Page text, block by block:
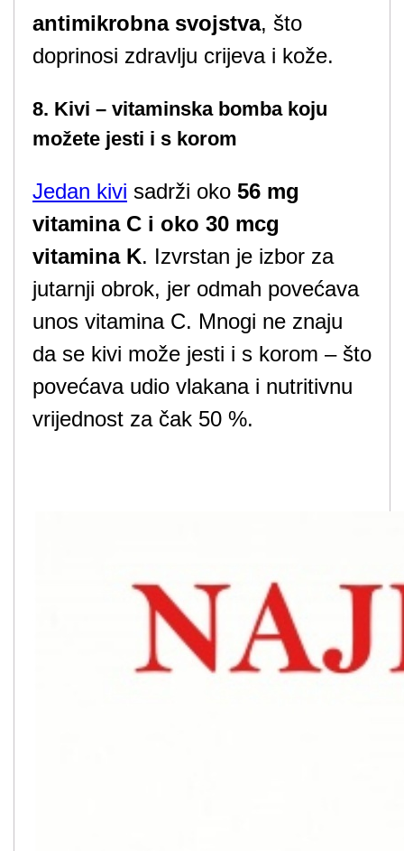
antimikrobna svojstva, što
doprinosi zdravlju crijeva i kože.
8. Kivi – vitaminska bomba koju
možete jesti i s korom
Jedan kivi sadrži oko 56 mg
vitamina C i oko 30 mcg
vitamina K. Izvrstan je izbor za
jutarnji obrok, jer odmah povećava
unos vitamina C. Mnogi ne znaju
da se kivi može jesti i s korom – što
povećava udio vlakana i nutritivnu
vrijednost za čak 50 %.